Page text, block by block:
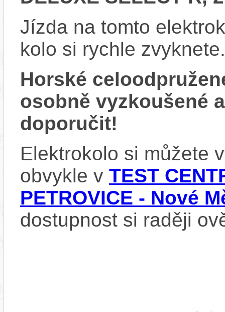
Jízda na tomto
kolo si rychle zvyknete.
Horské
osobně vyzkoušené
doporučit!
Elektrokolo si můžete
obvykle v TEST
PETROVICE - Nové
dostupnost si raději